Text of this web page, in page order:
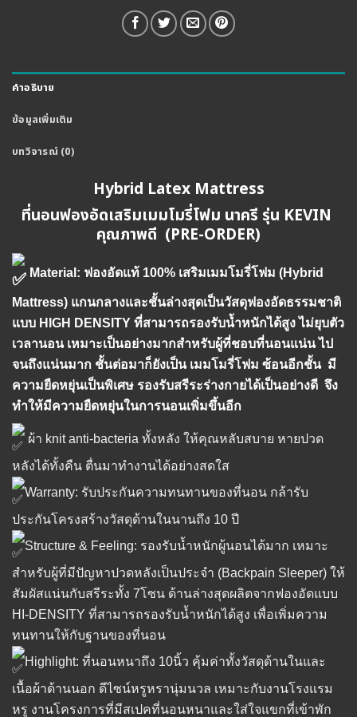
คำอธิบาย
ข้อมูลเพิ่มเติม
บทวิจารณ์ (0)
Hybrid Latex Mattress
ที่นอนฟองอัดเสริมเมมโมรี่โฟม นาครี รุ่น KEVIN
คุณภาพดี (PRE-ORDER)
Material: ฟองอัดแท้ 100% เสริมเมมโมรี่โฟม (Hybrid
Mattress) แกนกลางและชั้นล่างสุดเป็นวัสดุฟองอัดธรรมชาติ
แบบ HIGH DENSITY ที่สามารถรองรับน้ำหนักได้สูง ไม่ยุบตัว
เวลานอน เหมาะเป็นอย่างมากสำหรับผู้ที่ชอบที่นอนแน่น ไป
จนถึงแน่นมาก ชั้นต่อมาก็ยังเป็น เมมโมรี่โฟม ซ้อนอีกชั้น มี
ความยืดหยุ่นเป็นพิเศษ รองรับสรีระร่างกายได้เป็นอย่างดี จึง
ทำให้มีความยืดหยุ่นในการนอนเพิ่มขึ้นอีก
ผ้า knit anti-bacteria ทั้งหลัง ให้คุณหลับสบาย หายปวด
หลังได้ทั้งคืน ตื่นมาทำงานได้อย่างสดใส
Warranty: รับประกันความทนทานของที่นอน กล้ารับ
ประกันโครงสร้างวัสดุด้านในนานถึง 10 ปี
Structure & Feeling: รองรับน้ำหนักผู้นอนได้มาก เหมาะ
สำหรับผู้ที่มีปัญหาปวดหลังเป็นประจำ (Backpain Sleeper) ให้
สัมผัสแน่นกับสรีระทั้ง 7โซน ด้านล่างสุดผลิตจากฟองอัดแบบ
HI-DENSITY ที่สามารถรองรับน้ำหนักได้สูง เพื่อเพิ่มความ
ทนทานให้กับฐานของที่นอน
Highlight: ที่นอนหนาถึง 10นิ้ว คุ้มค่าทั้งวัสดุด้านในและ
เนื้อผ้าด้านนอก ดีไซน์หรูหรานุ่มนวล เหมาะกับงานโรงแรม
หรู งานโครงการที่มีสเปคที่นอนหนาและใส่ใจแขกที่เข้าพัก